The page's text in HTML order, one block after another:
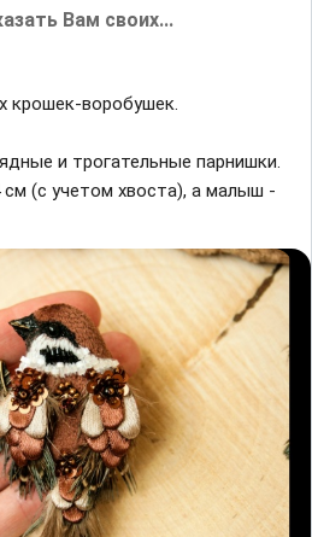
Вам своих...
крошек-воробушек.
и трогательные парнишки.
(с учетом хвоста), а малыш -